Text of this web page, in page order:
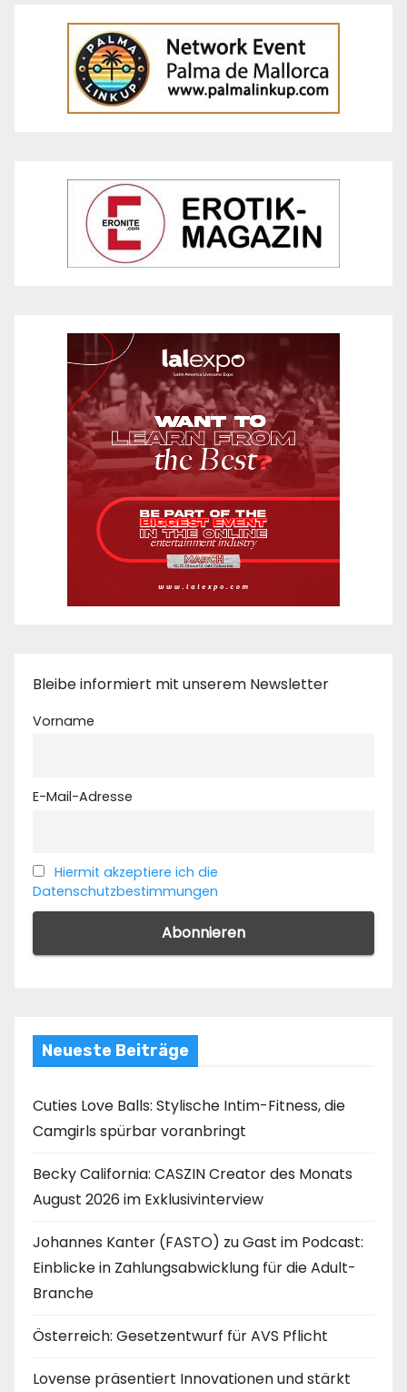
Bleibe informiert mit unserem Newsletter
Vorname
E-Mail-Adresse
Hiermit akzeptiere ich die
Datenschutzbestimmungen
Neueste Beiträge
Cuties Love Balls: Stylische Intim-Fitness, die
Camgirls spürbar voranbringt
Becky California: CASZIN Creator des Monats
August 2026 im Exklusivinterview
Johannes Kanter (FASTO) zu Gast im Podcast:
Einblicke in Zahlungsabwicklung für die Adult-
Branche
Österreich: Gesetzentwurf für AVS Pflicht
Lovense präsentiert Innovationen und stärkt